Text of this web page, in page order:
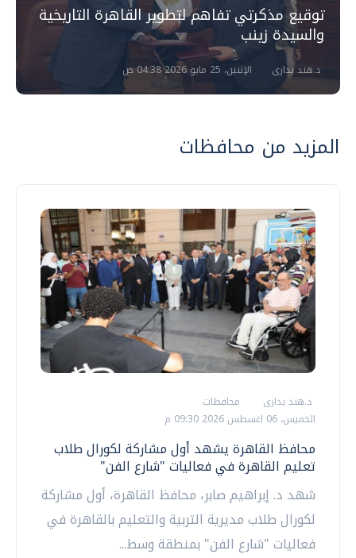
توقيع مذكرتي تفاهم لتطوير القاهرة التاريخية
والسيدة زينب
د.هند بدارى الإثنين، 25 مايو 2026 04:38 ص
المزيد من محافظات
د.هند بدارى
محافظات
الخميس، 06 اغسطس 2026 09:30 م
محافظ القاهرة يشهد أول مشاركة لكورال طلاب
تعليم القاهرة في فعاليات "شارع الفن"
شهد د. إبراهيم صابر، محافظ القاهرة، أول مشاركة
لكورال طلاب مديرية التربية والتعليم بالقاهرة في
فعاليات "شارع الفن" بمنطقة وسط...